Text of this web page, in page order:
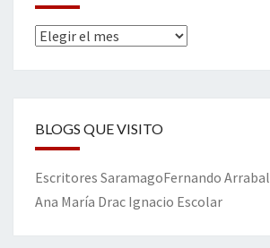
Archivos
BLOGS QUE VISITO
Escritores SaramagoFernando Arrabal
Ana María Drac Ignacio Escolar